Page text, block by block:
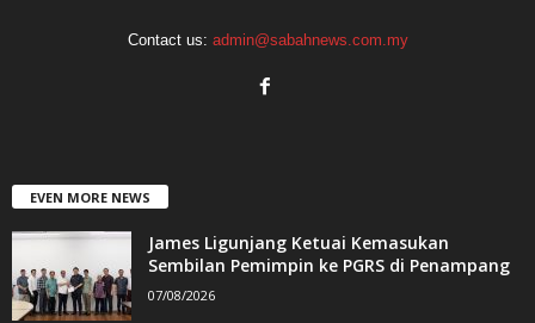
Contact us: admin@sabahnews.com.my
EVEN MORE NEWS
James Ligunjang Ketuai Kemasukan
Sembilan Pemimpin ke PGRS di Penampang
07/08/2026